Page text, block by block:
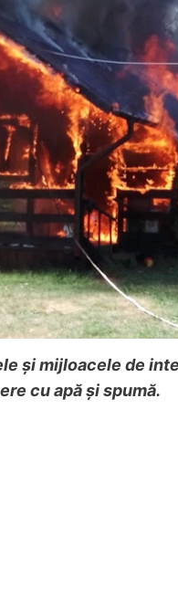
și mijloacele de
cu apă și spumă.